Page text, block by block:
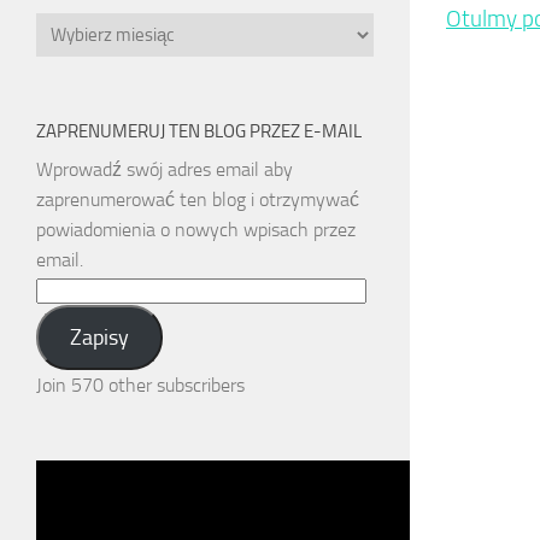
Otulmy
Archiwa
ZAPRENUMERUJ TEN BLOG PRZEZ E-MAIL
Wprowadź swój adres email aby
zaprenumerować ten blog i otrzymywać
powiadomienia o nowych wpisach przez
email.
Address:
Zapisy
Join 570 other subscribers